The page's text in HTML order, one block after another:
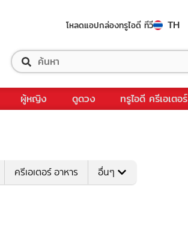
โหลดแอปกล่องทรูไอดี ทีวี TH
ผู้หญิง ดูดวง ทรูไอดี ครีเอเตอร์
ครีเอเตอร์ อาหาร อื่นๆ